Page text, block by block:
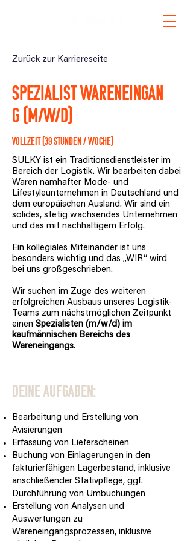
Zurück zur Karriereseite
SpezialistWareneingan
g (M/W/D)
Vollzeit (39 Stunden / Woche)
SULKY ist ein Traditionsdienstleister im
Bereich der Logistik. Wir bearbeiten dabei
Waren namhafter Mode- und
Lifestyleunternehmen in Deutschland und
dem europäischen Ausland. Wir sind ein
solides, stetig wachsendes Unternehmen
und das mit nachhaltigem Erfolg.
Ein kollegiales Miteinander ist uns
besonders wichtig und das „WIR“ wird
bei uns großgeschrieben.
Wir suchen im Zuge des weiteren
erfolgreichen Ausbaus unseres Logistik-
Teams zum nächstmöglichen Zeitpunkt
einen Spezialisten (m/w/d) im
kaufmännischen Bereichs des
Wareneingangs.
Deine Aufgaben:
Bearbeitung und Erstellung von
Avisierungen
Erfassung von Lieferscheinen
Buchung von Einlagerungen in den
fakturierfähigen Lagerbestand, inklusive
anschließender Stativpflege, ggf.
Durchführung von Umbuchungen
Erstellung von Analysen und
Auswertungen zu
Wareneingangsprozessen, inklusive